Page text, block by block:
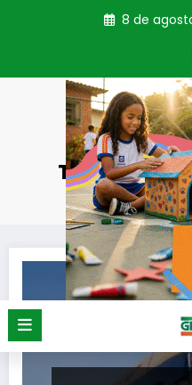
8 de
Tag:
Página inicial